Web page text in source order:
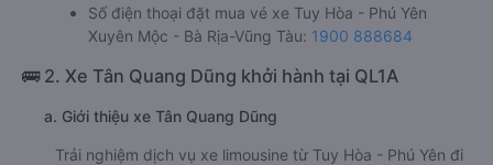
Số điện thoại đặt mua vé xe Tuy Hòa - Phú Yên
Xuyên Mộc - Bà Rịa-Vũng Tàu: 1900 888684
🚌 2. Xe Tân Quang Dũng khởi hành tại QL1A
a. Giới thiệu xe Tân Quang Dũng
Trải nghiệm dịch vụ xe limousine từ Tuy Hòa - Phú Yên đi